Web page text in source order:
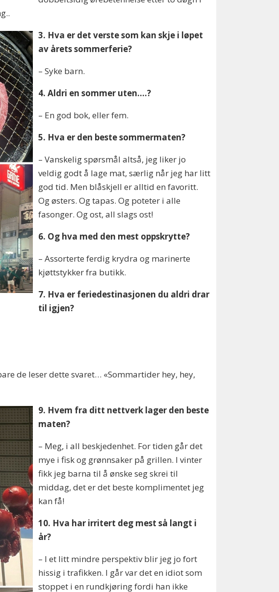
3. Hva er det verste som kan skje i løpet
av årets sommerferie?
– Syke barn.
4. Aldri en sommer uten….?
– En god bok, eller fem.
5. Hva er den beste sommermaten?
– Vanskelig spørsmål altså, jeg liker jo
veldig godt å lage mat, særlig når jeg har litt
god tid. Men blåskjell er alltid en favoritt.
Og østers. Og tapas. Og poteter i alle
fasonger. Og ost, all slags ost!
6. Og hva med den mest oppskrytte?
– Assorterte ferdig krydra og marinerte
kjøttstykker fra butikk.
7. Hva er feriedestinasjonen du aldri drar
til igjen?
de leser dette svaret… «Sommartider hey, hey,
9. Hvem fra ditt nettverk lager den beste
maten?
– Meg, i all beskjedenhet. For tiden går det
mye i fisk og grønnsaker på grillen. I vinter
fikk jeg barna til å ønske seg skrei til
middag, det er det beste komplimentet jeg
kan få!
10. Hva har irritert deg mest så langt i
år?
– I et litt mindre perspektiv blir jeg jo fort
hissig i trafikken. I går var det en idiot som
stoppet i en rundkjøring fordi han ikke